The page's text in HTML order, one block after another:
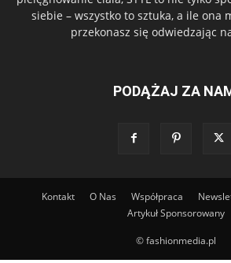
siebie – wszystko to sztuka, a ile ona
przekonasz się odwiedzając
PODĄŻAJ ZA
Kontakt O Nas Współpraca
Artykuł Sponsorowany
© fashionmedia.pl